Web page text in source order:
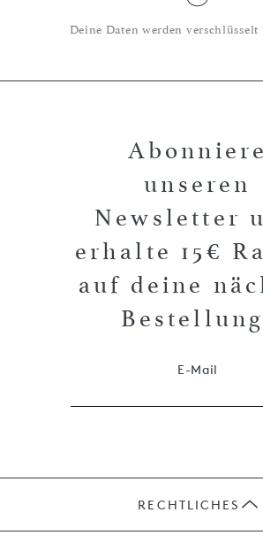
Deine Daten werden verschlüsselt
Abonniere
unseren
Newsletter
erhalte 15€
auf deine
E-Mail
RECHTLICHES